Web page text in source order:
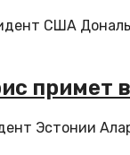
США
примет
Эстонии